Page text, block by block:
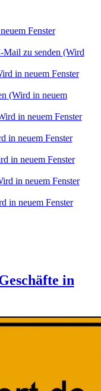
Fenster
zu senden (Wird
in neuem Fenster
(Wird in neuem
in neuem Fenster
in neuem Fenster
in neuem Fenster
in neuem Fenster
in neuem Fenster
in